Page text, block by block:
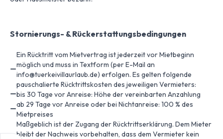
Stornierungs- & Rückerstattungsbedingungen
Ein Rücktritt vom Mietvertrag ist jederzeit vor Mietbeginn
möglich und muss in Textform (per E-Mail an
info@tuerkeivillaurlaub.de) erfolgen. Es gelten folgende
pauschalierte Rücktrittskosten des jeweiligen Vermieters:
bis 30 Tage vor Anreise: Höhe der vereinbarten Anzahlung
ab 29 Tage vor Anreise oder bei Nichtanreise: 100 % des
Mietpreises
Maßgeblich ist der Zugang der Rücktrittserklärung. Dem Mieter
bleibt der Nachweis vorbehalten, dass dem Vermieter kein